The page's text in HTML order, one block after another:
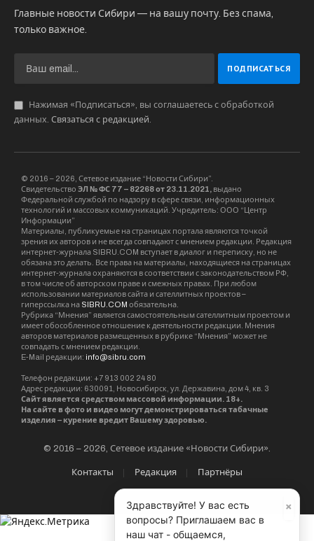
Главные новости Сибири — на вашу почту. Без спама,
только важное.
Нажимая «Подписаться», вы соглашаетесь с обработкой
данных. Связаться с редакцией.
© 2016 – 2026, Сетевое издание “Новости Сибири”.
Свидетельство ЭЛ № ФС 77 – 82268 от 23.11.2021, выдано
Федеральной службой по надзору в сфере связи, информационных
технологий и массовых коммуникаций. Учредитель: ООО “Центр
Информации”
Материалы, публикуемые на страницах портала являются точкой
зрения их авторов и не всегда совпадают с мнением редакции. Редакция
интернет-журнала SIBRU.COM вступает в диалог и переписку, но не
обязана это делать. Все права на материалы, находящиеся на страницах
интернет-журнала охраняются в соответствии с законодательством РФ,
в том числе об авторском праве и смежных правах. При любом
использовании материалов сайта и сателлитных проектов –
гиперссылка на SIBRU.COM обязательна.
Рубрика “Мнения” является самостоятельным сателлитным проектом и
имеет обособленное отношение к деятельности редакции. Мнения
авторов материалов размещенных в рубрике “Мнения” может не
совпадать с мнением редакции.
E-Mail редакции: info@sibru.com
Телефон редакции: +7 913 002 24 80
Адрес редакции: 630091, Новосибирск, ул. Державина, дом 4, кв. 3
Сайт является средством массовой информации. 18+.
На сайте в фото и видео могут демонстрироваться табачные
изделия – курение вредит Вашему здоровью.
© 2016 – 2026, Сетевое издание «Новости Сибири».
Контакты Редакция Партнёры
×
Здравствуйте! У вас есть
вопросы? Приглашаем вас в
наш чат - общаемся,